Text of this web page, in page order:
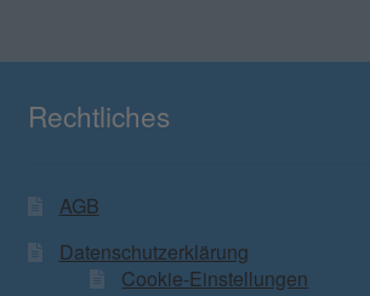
Rechtliches
AGB
Datenschutzerklärung
Cookie-Einstellungen